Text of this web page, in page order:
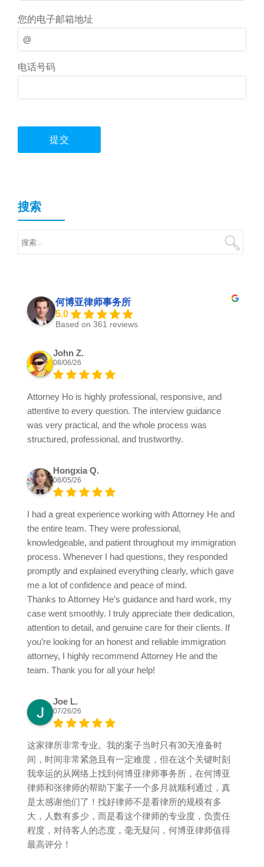
您的电子邮箱地址
电话号码
搜索
何博亚律师事务所
5.0
Based on 361 reviews
John Z.
08/06/26
Attorney Ho is highly professional, responsive, and
attentive to every question. The interview guidance
was very practical, and the whole process was
structured, professional, and trustworthy.
Hongxia Q.
08/05/26
I had a great experience working with Attorney He and
the entire team. They were professional,
knowledgeable, and patient throughout my immigration
process. Whenever I had questions, they responded
promptly and explained everything clearly, which gave
me a lot of confidence and peace of mind.
Thanks to Attorney He’s guidance and hard work, my
case went smoothly. I truly appreciate their dedication,
attention to detail, and genuine care for their clients. If
you’re looking for an honest and reliable immigration
attorney, I highly recommend Attorney He and the
team. Thank you for all your help!
Joe L.
07/26/26
这家律所非常专业。我的案子当时只有30天准备时
间，时间非常紧急且有一定难度，但在这个关键时刻
我幸运的从网络上找到何博亚律师事务所，在何博亚
律师和张律师的帮助下案子一个多月就顺利通过，真
是太感谢他们了！找好律师不是看律所的规模有多
大，人数有多少，而是看这个律师的专业度，负责任
程度，对待客人的态度，毫无疑问，何博亚律师值得
最高评分！